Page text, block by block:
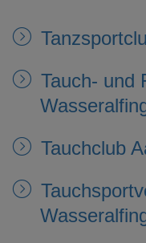
Tauch- und
Tauchclub